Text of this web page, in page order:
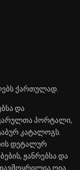
ქართულად.
და
პორტალი,
კატალოგს.
დეტალურ
ჟანრებსა და